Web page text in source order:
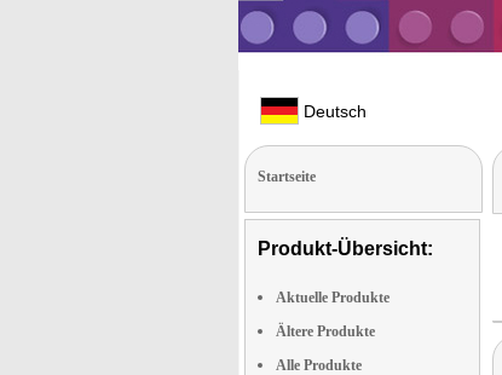
Deutsch
Startseite
Produkt-Übersicht:
Aktuelle Produkte
Ältere Produkte
Alle Produkte